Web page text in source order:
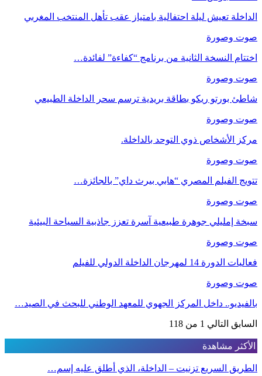
الداخلة تعيش ليلة احتفالية بامتياز عقب تأهل المنتخب المغربي
صوت وصورة
اختتام النسخة الثانية من برنامج “كفاءة” لفائدة…
صوت وصورة
شاطئ بورتو ريكو بطاقة بريدية ترسم سحر الداخلة الطبيعي
صوت وصورة
مركز الأشخاص ذوي التوحد بالداخلة.
صوت وصورة
تتويج الفيلم المصري “هابي بيرث داي” بالجائزة…
صوت وصورة
سبخة إمليلي جوهرة طبيعية آسرة تعزز جاذبية السياحة البيئية
صوت وصورة
فعاليات الدورة 14 لمهرجان الداخلة الدولي للفيلم
صوت وصورة
بالفيديو.. داخل المركز الجهوي للمعهد الوطني للبحث في الصيد…
السابق التالي 1 من 118
الأكثر مشاهدة
الطريق السريع تزنيت – الداخلة، الذي أطلق عليه إسم…